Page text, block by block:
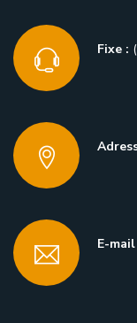
Fixe :
E-mail